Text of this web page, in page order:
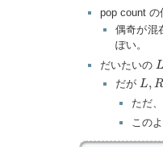
pop count の
偶奇が混
ぽい。
だいたいの L
だが L, R
L R
ただ
この